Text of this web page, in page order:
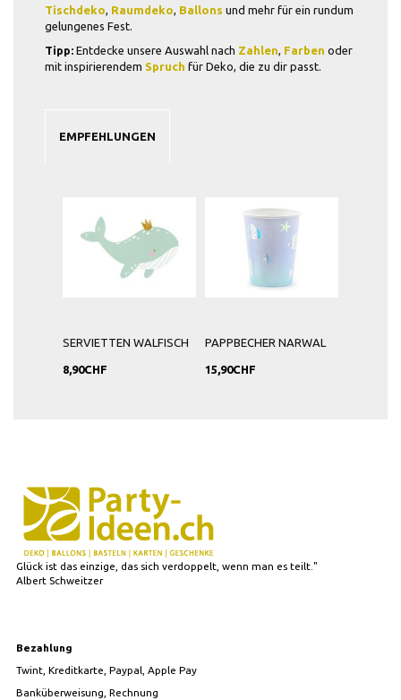
Tischdeko, Raumdeko, Ballons und mehr für ein rundum
gelungenes Fest.
Tipp: Entdecke unsere Auswahl nach Zahlen, Farben oder
mit inspirierendem Spruch für Deko, die zu dir passt.
EMPFEHLUNGEN
SERVIETTEN WALFISCH
8,90CHF
PAPPBECHER NARWAL
15,90CHF
Glück ist das einzige, das sich verdoppelt, wenn man es teilt."
Albert Schweitzer
Bezahlung
Twint, Kreditkarte, Paypal, Apple Pay
Banküberweisung, Rechnung